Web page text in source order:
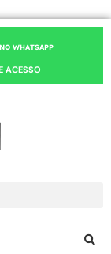
WHATSAPP
ACESSO